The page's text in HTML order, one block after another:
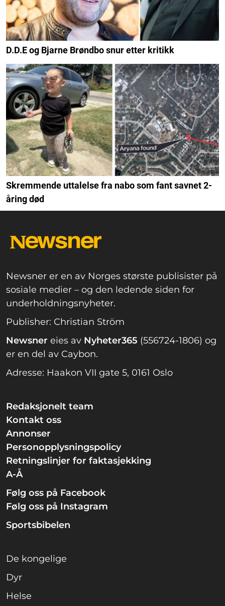
D.D.E og Bjarne Brøndbo snur etter kritikk
Skremmende uttalelse fra nabo som fant savnet 2-
åring død
Newsner er en av Norges største publisister på
sosiale medier – og den ledende siden for
underholdningsnyheter.
Publisher: Christian Ström
Newsner eies av Nyheter365 (556724-1806) og
er en del av Caybon.
Adresse: Haakon VII gate 5, 0161 Oslo
Redaksjonelt team
Kontakt oss
Annonser
Personopplysningspolicy
Retningslinjer for faktasjekking
A-Å
Følg oss på Facebook
Følg oss på Instagram
Sportsbibelen
De kongelige
Dyr
Helse